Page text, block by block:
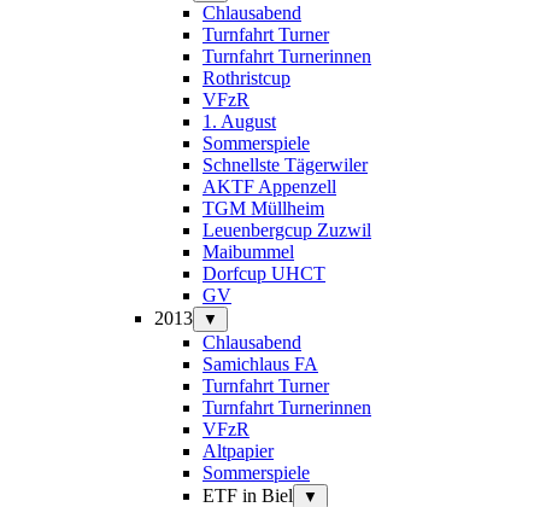
Chlausabend
Turnfahrt Turner
Turnfahrt Turnerinnen
Rothristcup
VFzR
1. August
Sommerspiele
Schnellste Tägerwiler
AKTF Appenzell
TGM Müllheim
Leuenbergcup Zuzwil
Maibummel
Dorfcup UHCT
GV
2013
▼
Chlausabend
Samichlaus FA
Turnfahrt Turner
Turnfahrt Turnerinnen
VFzR
Altpapier
Sommerspiele
ETF in Biel
▼